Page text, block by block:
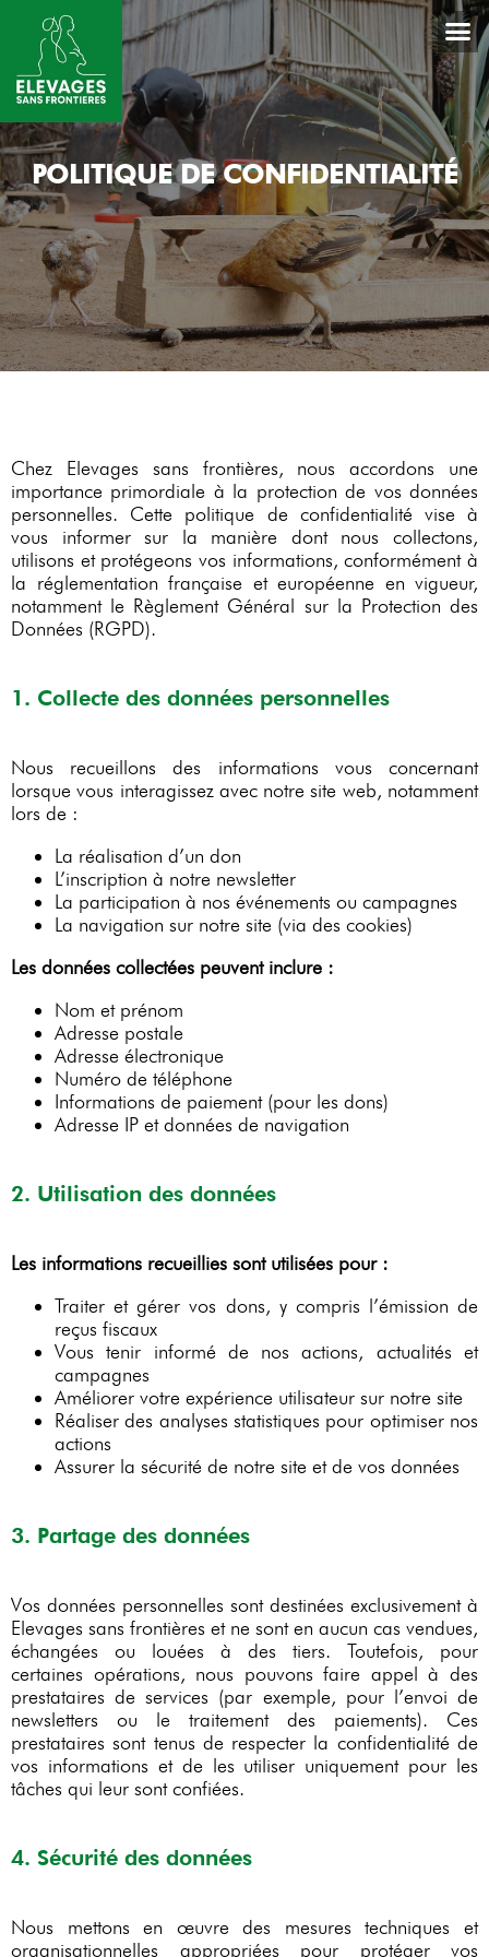
POLITIQUE DE CONFIDENTIALITÉ
Chez Elevages sans frontières, nous accordons une
importance primordiale à la protection de vos données
personnelles. Cette politique de confidentialité vise à
vous informer sur la manière dont nous collectons,
utilisons et protégeons vos informations, conformément à
la réglementation française et européenne en vigueur,
notamment le Règlement Général sur la Protection des
Données (RGPD).
1. Collecte des données personnelles
Nous recueillons des informations vous concernant
lorsque vous interagissez avec notre site web, notamment
lors de :
La réalisation d’un don
L’inscription à notre newsletter
La participation à nos événements ou campagnes
La navigation sur notre site (via des cookies)
Les données collectées peuvent inclure :
Nom et prénom
Adresse postale
Adresse électronique
Numéro de téléphone
Informations de paiement (pour les dons)
Adresse IP et données de navigation
2. Utilisation des données
Les informations recueillies sont utilisées pour :
Traiter et gérer vos dons, y compris l’émission de
reçus fiscaux
Vous tenir informé de nos actions, actualités et
campagnes
Améliorer votre expérience utilisateur sur notre site
Réaliser des analyses statistiques pour optimiser nos
actions
Assurer la sécurité de notre site et de vos données
3. Partage des données
Vos données personnelles sont destinées exclusivement à
Elevages sans frontières et ne sont en aucun cas vendues,
échangées ou louées à des tiers. Toutefois, pour
certaines opérations, nous pouvons faire appel à des
prestataires de services (par exemple, pour l’envoi de
newsletters ou le traitement des paiements). Ces
prestataires sont tenus de respecter la confidentialité de
vos informations et de les utiliser uniquement pour les
tâches qui leur sont confiées.
4. Sécurité des données
Nous mettons en œuvre des mesures techniques et
organisationnelles appropriées pour protéger vos